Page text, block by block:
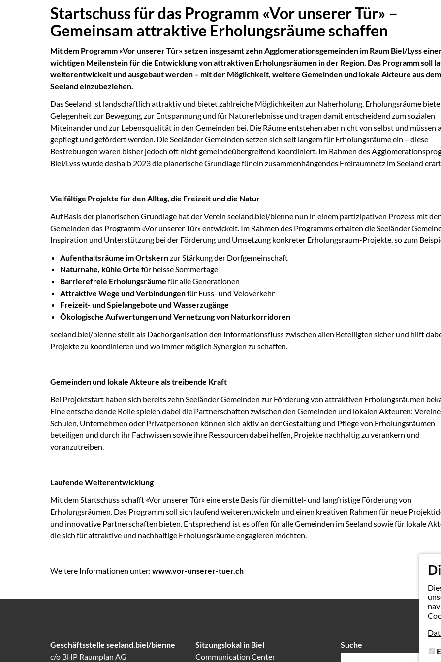
Startschuss für das Programm «Vor unserer Tür» –
Gemeinsam attraktive Erholungsräume schaffen
Mit dem Programm «Vor unserer Tür» setzen insgesamt zehn Agglomerationsgemeinden im Raum Biel/Lyss
wichtigen Meilenstein für die Entwicklung von attraktiven Erholungsräumen in der Region. Das Programm soll
weiterentwickelt und ausgebaut werden – mit der Möglichkeit, weitere Gemeinden und lokale Akteure aus dem
Seeland einzubeziehen.
Das Seeland ist landschaftlich attraktiv und bietet zahlreiche Möglichkeiten zur Naherholung. Erholungsräume
Gelegenheit zur Bewegung, zur Entspannung und für Naturerlebnisse und tragen damit entscheidend zum sozialen
Miteinander und zur Lebensqualität in den Gemeinden bei. Die Räume entstehen aber nicht von selbst und müssen
gepflegt und gefördert werden. Die Seeländer Gemeinden setzen sich seit langem für Erholungsräume ein – diese
Bestrebungen waren bisher jedoch oft nicht gemeindeübergreifend koordiniert. Im Rahmen des
Biel/Lyss wurde deshalb 2023 die planerische Grundlage für ein zusammenhängendes Freiraumnetz im Seeland
Vielfältige Projekte für den Alltag, die Freizeit und die Natur
Auf Basis der planerischen Grundlage hat der Verein seeland.biel/bienne nun in einem partizipativen Prozess mit den
Gemeinden das Programm «Vor unserer Tür» entwickelt. Im Rahmen des Programms erhalten die Seeländer
Inspiration und Unterstützung bei der Förderung und Umsetzung konkreter Erholungsraum-Projekte, so zum
Aufenthaltsräume im Ortskernzur Stärkung der Dorfgemeinschaft
Naturnahe, kühle Orte für heisse Sommertage
Barrierefreie Erholungsräume für alle Generationen
Attraktive Wege und Verbindungenfür Fuss- und Veloverkehr
Freizeit- und Spielangebote und Wasserzugänge
Ökologische Aufwertungen und Vernetzung von Naturkorridoren
seeland.biel/bienne stellt als Dachorganisation den Informationsfluss zwischen allen Beteiligten sicher und hilft
Projekte zu koordinieren und wo immer möglich Synergien zu schaffen.
Gemeinden und lokale Akteure als treibende Kraft
Bei Projektstart haben sich bereits zehn Seeländer Gemeinden zur Förderung von attraktiven Erholungsräumen
Eine entscheidende Rolle spielen dabei die Partnerschaften zwischen den Gemeinden und lokalen Akteuren:
Schulen, Unternehmen oder Privatpersonen können sich aktiv an der Gestaltung und Pflege von Erholungsräumen
beteiligen und durch ihr Fachwissen sowie ihre Ressourcen dabei helfen, Projekte nachhaltig zu verankern und
voranzutreiben.
Laufende Weiterentwicklung
Mit dem Startschuss schafft «Vor unserer Tür» eine erste Basis für die mittel- und langfristige Förderung von
Erholungsräumen. Das Programm soll sich laufend weiterentwickeln und einen kreativen Rahmen für neue
und innovative Partnerschaften bieten. Entsprechend ist es offen für alle Gemeinden im Seeland sowie für lokale
die sich für attraktive und nachhaltige Erholungsräume engagieren möchten.
Weitere Informationen unter: www.vor-unserer-tuer.ch
Geschäftsstelle seeland.biel/bienne
c/o BHP Raumplan AG
Sitzungslokal in Biel
Communication Center
Suchfeld
Suche